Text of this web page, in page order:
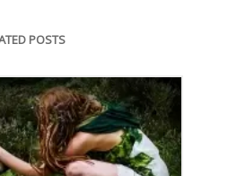
POSTS